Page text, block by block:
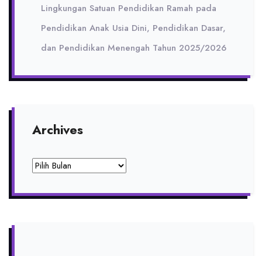
Lingkungan Satuan Pendidikan Ramah pada
Pendidikan Anak Usia Dini, Pendidikan Dasar,
dan Pendidikan Menengah Tahun 2025/2026
Archives
Archives